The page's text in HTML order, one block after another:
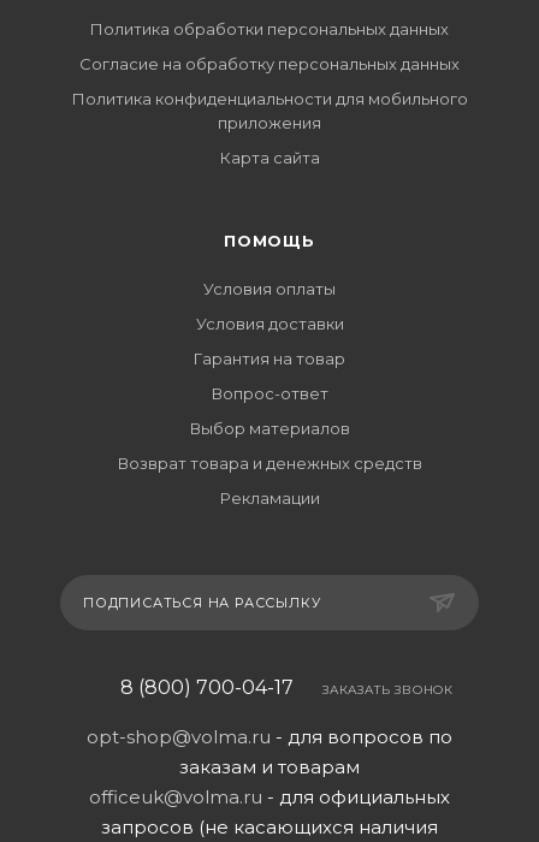
Политика обработки персональных данных
Согласие на обработку персональных данных
Политика конфиденциальности для мобильного
приложения
Карта сайта
ПОМОЩЬ
Условия оплаты
Условия доставки
Гарантия на товар
Вопрос-ответ
Выбор материалов
Возврат товара и денежных средств
Рекламации
ПОДПИСАТЬСЯ НА РАССЫЛКУ
8 (800) 700-04-17 ЗАКАЗАТЬ ЗВОНОК
opt-shop@volma.ru - для вопросов по
заказам и товарам
officeuk@volma.ru - для официальных
запросов (не касающихся наличия